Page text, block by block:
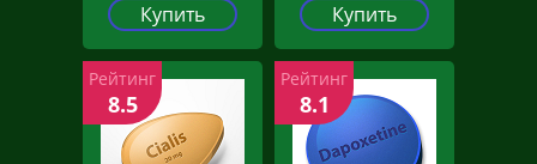
Купить Купить
Рейтинг
8.5
Рейтинг
8.1